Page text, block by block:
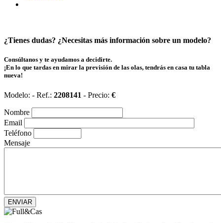
¿Tienes dudas? ¿Necesitas más información sobre un modelo?
Consúltanos y te ayudamos a decidirte.
¡En lo que tardas en mirar la previsión de las olas, tendrás en casa tu tabla
nueva!
Modelo: - Ref.: 2208141 - Precio: €
Nombre
Email
Teléfono
Mensaje
ENVIAR